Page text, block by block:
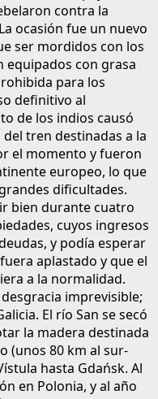
contra la
ocasión fue un nuevo
ser mordidos con los
equipados con grasa
para los
definitivo al
de los indios causó
tren destinadas a la
el momento y fueron
europeo, lo que
dificultades.
bien durante cuatro
cuyos ingresos
y podía esperar
aplastado y que el
a la normalidad.
imprevisible;
El río San se secó
la madera destinada
(unos 80 km al sur-
hasta Gdańsk. Al
en Polonia, y al año